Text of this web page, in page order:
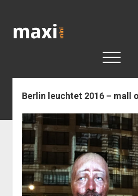
open
< work
Berlin
Reisen
Kunst
Geschichte
Geschichte der Stadt
Impressum
Berlin leuchtet 2016 – mall